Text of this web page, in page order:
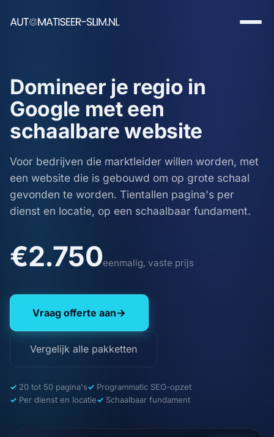
Domineer je regio in
Google met een
schaalbare website
Voor bedrijven die marktleider willen worden, met
een website die is gebouwd om op grote schaal
gevonden te worden. Tientallen pagina's per
dienst en locatie, op een schaalbaar fundament.
€2.750eenmalig, vaste prijs
Vraag offerte aan→
Vergelijk alle pakketten
20 tot 50 pagina's
Programmatic SEO-opzet
Per dienst en locatie
Schaalbaar fundament